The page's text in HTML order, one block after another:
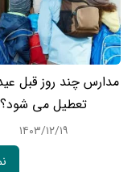
تعطیل می شود؟
۱۴۰۳/۱۲/۱۹